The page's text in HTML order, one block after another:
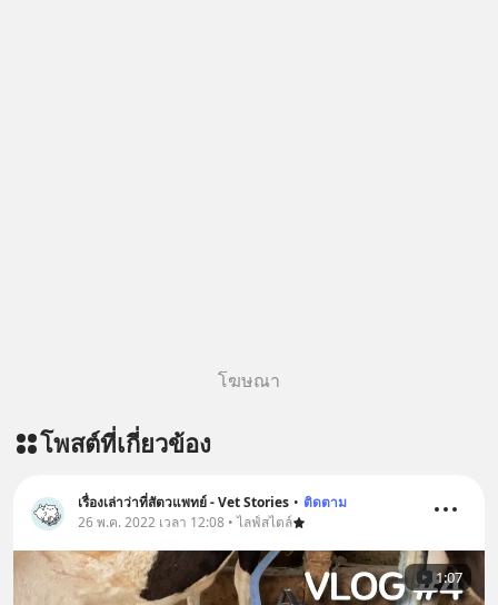
โฆษณา
โพสต์ที่เกี่ยวข้อง
เรื่องเล่าว่าที่สัตวแพทย์ - Vet Stories • ติดตาม
26 พ.ค. 2022 เวลา 12:08 • ไลฟ์สไตล์
1:07